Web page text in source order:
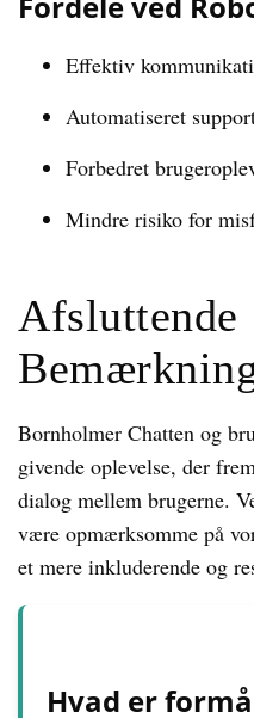
Effektiv
Automatiseret
Forbedret
Mindre risiko for
Afsluttende
Bornholmer Chatten og
givende oplevelse, der
dialog mellem brugerne.
være opmærksomme på
et mere inkluderende og
Hvad er